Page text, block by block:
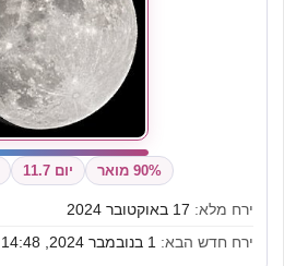
90% מואר יום 11.7
ירח מלא:
ירח חדש הבא: